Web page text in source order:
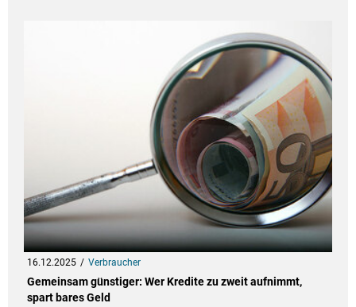
16.12.2025 Verbraucher
Gemeinsam günstiger: Wer Kredite zu zweit aufnimmt,
spart bares Geld